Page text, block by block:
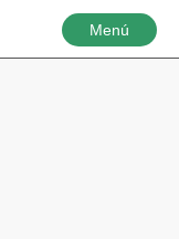
Menú